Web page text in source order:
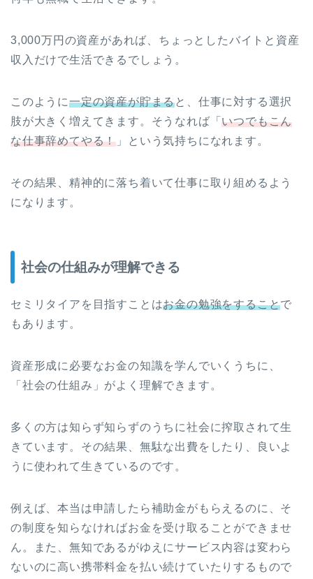
3,000万円の資産があれば、ちょっとしたバイトと資産
収入だけで生活できるでしょう。
このように一定の資産が貯まると、仕事に対する選択
肢が大きく増えてきます。そうなれば「いつでもこん
な仕事辞めてやる！ 」という気持ちになれます。
その結果、精神的に落ち着いて仕事に取り組めるよう
になります。
社会の仕組みが理解できる
セミリタイアを目指すことはお金の勉強をすることで
もあります。
資産形成に必要なお金の知識を学んでいくうちに、
「社会の仕組み」がよく理解できます。
多くの方は知らず知らずのうちに社会に搾取されて生
きています。その結果、無駄な出費をしたり、良いよ
うに使われて生きているのです。
例えば、本当は申請したら補助金がもらえるのに、そ
の制度を知らなければお金を受け取ることができませ
ん。また、無知であるがゆえにサービス内容は変わら
ないのに高い携帯料金を払い続けていたりするもので